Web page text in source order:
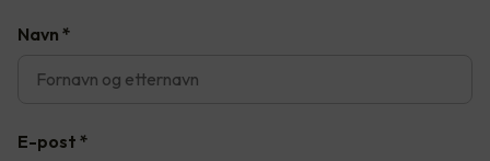
Navn *
E-post *